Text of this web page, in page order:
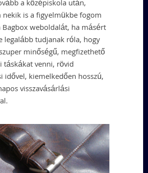
a középiskola után,
nekik is a figyelmükbe fogom
weboldalát, ha másért
legalább tudjanak róla, hogy
minőségű, megfizethető
táskákat venni, rövid
idővel, kiemelkedően hosszú,
visszavásárlási